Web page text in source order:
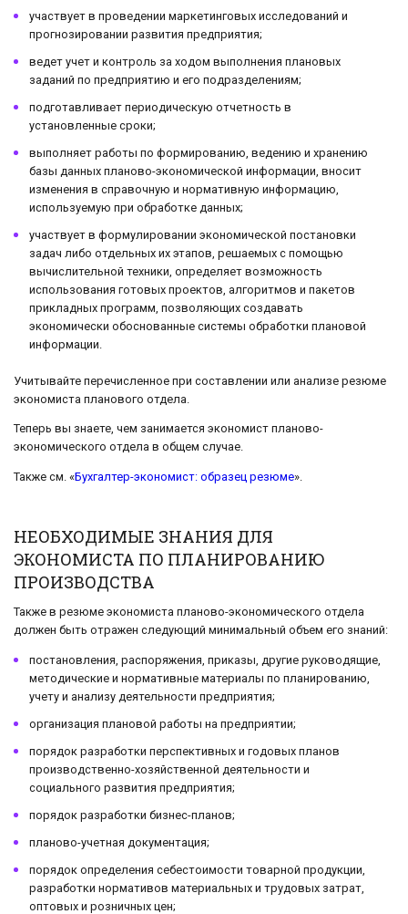
участвует в проведении маркетинговых исследований и
прогнозировании развития предприятия;
ведет учет и контроль за ходом выполнения плановых
заданий по предприятию и его подразделениям;
подготавливает периодическую отчетность в
установленные сроки;
выполняет работы по формированию, ведению и хранению
базы данных планово-экономической информации, вносит
изменения в справочную и нормативную информацию,
используемую при обработке данных;
участвует в формулировании экономической постановки
задач либо отдельных их этапов, решаемых с помощью
вычислительной техники, определяет возможность
использования готовых проектов, алгоритмов и пакетов
прикладных программ, позволяющих создавать
экономически обоснованные системы обработки плановой
информации.
Учитывайте перечисленное при составлении или анализе резюме
экономиста планового отдела.
Теперь вы знаете, чем занимается экономист планово-
экономического отдела в общем случае.
Также см. «Бухгалтер-экономист: образец резюме».
НЕОБХОДИМЫЕ ЗНАНИЯ ДЛЯ
ЭКОНОМИСТА ПО ПЛАНИРОВАНИЮ
ПРОИЗВОДСТВА
Также в резюме экономиста планово-экономического отдела
должен быть отражен следующий минимальный объем его знаний:
постановления, распоряжения, приказы, другие руководящие,
методические и нормативные материалы по планированию,
учету и анализу деятельности предприятия;
организация плановой работы на предприятии;
порядок разработки перспективных и годовых планов
производственно-хозяйственной деятельности и
социального развития предприятия;
порядок разработки бизнес-планов;
планово-учетная документация;
порядок определения себестоимости товарной продукции,
разработки нормативов материальных и трудовых затрат,
оптовых и розничных цен;